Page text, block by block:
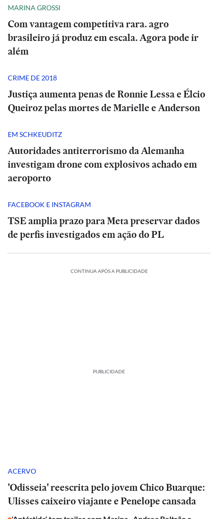
MARINA GROSSI
Com vantagem competitiva rara. agro
brasileiro já produz em escala. Agora pode ir
além
CRIME DE 2018
Justiça aumenta penas de Ronnie Lessa e Élcio
Queiroz pelas mortes de Marielle e Anderson
EM SCHKEUDITZ
Autoridades antiterrorismo da Alemanha
investigam drone com explosivos achado em
aeroporto
FACEBOOK E INSTAGRAM
TSE amplia prazo para Meta preservar dados
de perfis investigados em ação do PL
CONTINUA APÓS A PUBLICIDADE
PUBLICIDADE
ACERVO
'Odisseia' reescrita pelo jovem Chico Buarque:
Ulisses caixeiro viajante e Penelope cansada